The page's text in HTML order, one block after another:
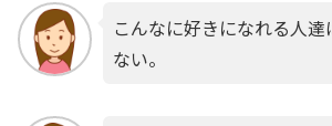
こんなに好きになれる人
ない。